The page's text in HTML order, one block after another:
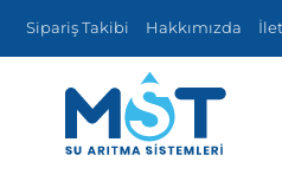
Sipariş Takibi Hakkımızda